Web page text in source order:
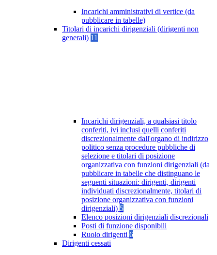
Incarichi amministrativi di vertice (da
pubblicare in tabelle)
Titolari di incarichi dirigenziali (dirigenti non
generali) 11
Incarichi dirigenziali, a qualsiasi titolo
conferiti, ivi inclusi quelli conferiti
discrezionalmente dall'organo di indirizzo
politico senza procedure pubbliche di
selezione e titolari di posizione
organizzativa con funzioni dirigenziali (da
pubblicare in tabelle che distinguano le
seguenti situazioni: dirigenti, dirigenti
individuati discrezionalmente, titolari di
posizione organizzativa con funzioni
dirigenziali) 5
Elenco posizioni dirigenziali discrezionali
Posti di funzione disponibili
Ruolo dirigenti 6
Dirigenti cessati